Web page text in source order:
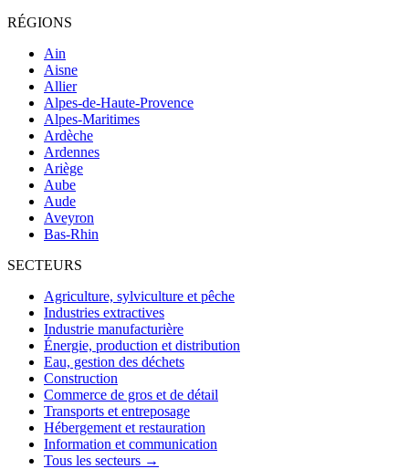
RÉGIONS
Ain
Aisne
Allier
Alpes-de-Haute-Provence
Alpes-Maritimes
Ardèche
Ardennes
Ariège
Aube
Aude
Aveyron
Bas-Rhin
SECTEURS
Agriculture, sylviculture et pêche
Industries extractives
Industrie manufacturière
Énergie, production et distribution
Eau, gestion des déchets
Construction
Commerce de gros et de détail
Transports et entreposage
Hébergement et restauration
Information et communication
Tous les secteurs →